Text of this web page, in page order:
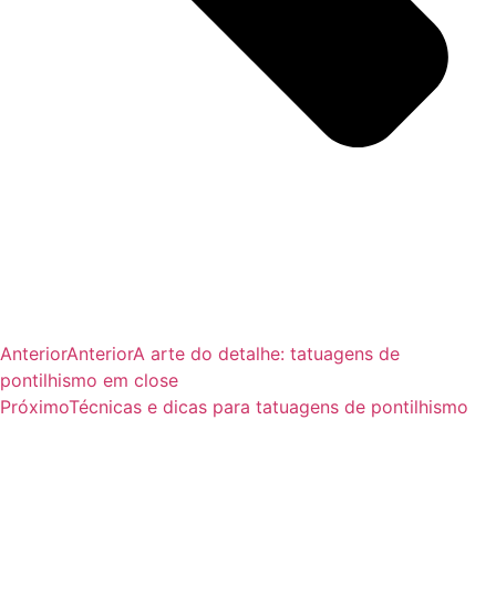
AnteriorAnteriorA arte do detalhe: tatuagens de
pontilhismo em close
PróximoTécnicas e dicas para tatuagens de pontilhismo